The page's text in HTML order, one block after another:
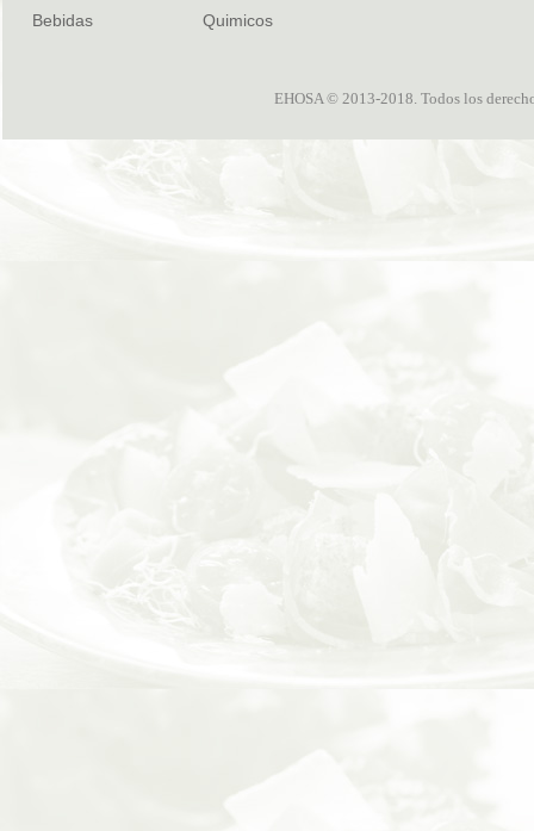
Bebidas
Quimicos
EHOSA © 2013-2018. Todos los